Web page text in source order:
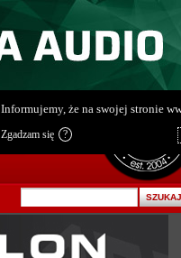
Informujemy, że na swojej stronie
Zgadzam się ?